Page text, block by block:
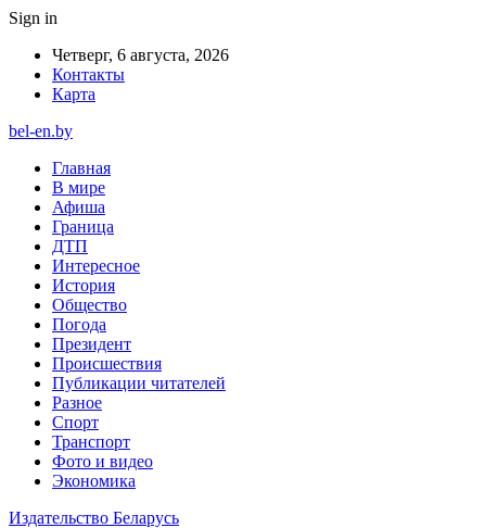
Sign in
Четверг, 6 августа, 2026
Контакты
Карта
bel-en.by
Главная
В мире
Афиша
Граница
ДТП
Интересное
История
Общество
Погода
Президент
Происшествия
Публикации читателей
Разное
Спорт
Транспорт
Фото и видео
Экономика
Издательство Беларусь